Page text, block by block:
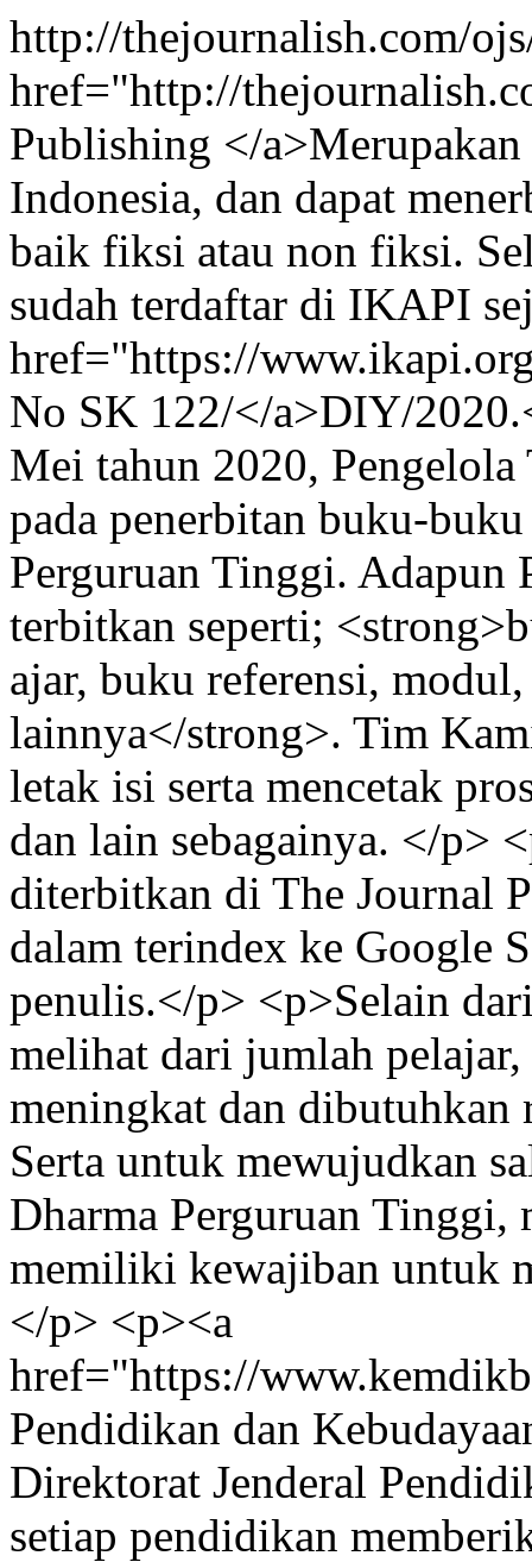
http://thejournalish.com/
href="http://
Publishing </
Indonesia, dan dapat
baik fiksi atau non fiksi.
sudah terdaftar di IKAPI
href="https://
No SK 122/</a>DIY/
Mei tahun 2020,
pada penerbitan buku-
Perguruan Tinggi. Adapun
terbitkan seperti;
ajar, buku referensi,
lainnya</strong>. Tim
letak isi serta mencetak
dan lain sebagainya. </p>
diterbitkan di The Journal
dalam terindex ke Google
penulis.</p> <p>Selain
melihat dari jumlah
meningkat dan dibutuhkan
Serta untuk mewujudkan
Dharma Perguruan
memiliki kewajiban untuk
</p> <p><a
href="https://
Pendidikan dan
Direktorat Jenderal
setiap pendidikan